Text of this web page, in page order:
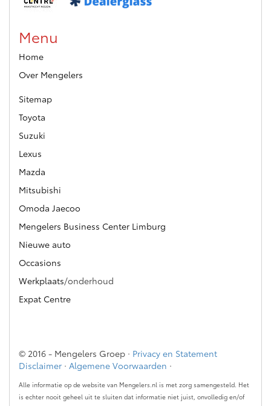
Menu
Home
Over Mengelers
Sitemap
Toyota
Suzuki
Lexus
Mazda
Mitsubishi
Omoda Jaecoo
Mengelers Business Center Limburg
Nieuwe auto
Occasions
Werkplaats/onderhoud
Expat Centre
© 2016 - Mengelers Groep · Privacy en Statement
Disclaimer · Algemene Voorwaarden ·
Alle informatie op de website van Mengelers.nl is met zorg samengesteld. Het
is echter nooit geheel uit te sluiten dat informatie niet juist, onvolledig en/of